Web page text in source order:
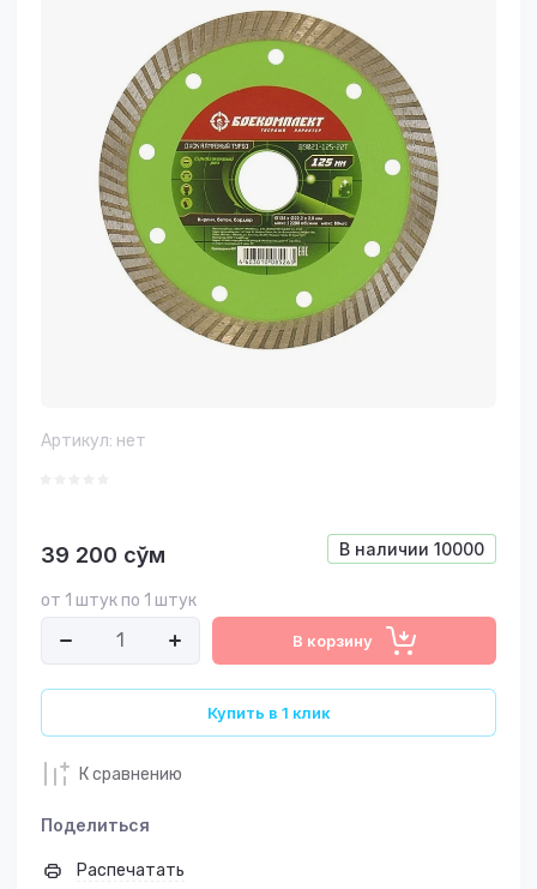
Артикул: нет
В наличии 10000
39 200 сўм
от 1 штук по 1 штук
В корзину
Купить в 1 клик
К сравнению
Поделиться
Распечатать